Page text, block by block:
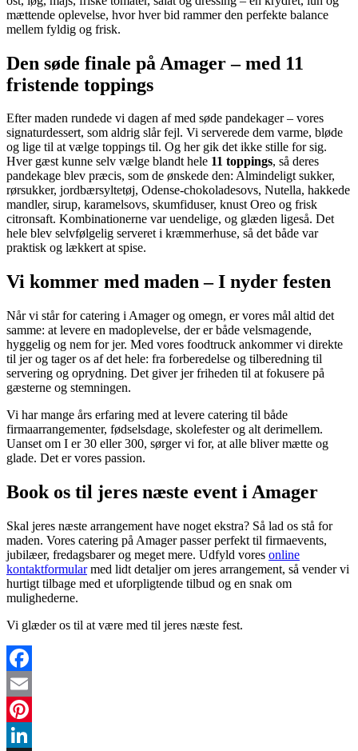
mættende oplevelse, hvor hver bid rammer den perfekte balance
mellem fyldig og frisk.
Den søde finale på Amager – med 11
fristende toppings
Efter maden rundede vi dagen af med søde pandekager – vores
signaturdessert, som aldrig slår fejl. Vi serverede dem varme, bløde
og lige til at vælge toppings til. Og her gik det ikke stille for sig.
Hver gæst kunne selv vælge blandt hele 11 toppings, så deres
pandekage blev præcis, som de ønskede den: Almindeligt sukker,
rørsukker, jordbærsyltetøj, Odense-chokoladesovs, Nutella, hakkede
mandler, sirup, karamelsovs, skumfiduser, knust Oreo og frisk
citronsaft. Kombinationerne var uendelige, og glæden ligeså. Det
hele blev selvfølgelig serveret i kræmmerhuse, så det både var
praktisk og lækkert at spise.
Vi kommer med maden – I nyder festen
Når vi står for catering i Amager og omegn, er vores mål altid det
samme: at levere en madoplevelse, der er både velsmagende,
hyggelig og nem for jer. Med vores foodtruck ankommer vi direkte
til jer og tager os af det hele: fra forberedelse og tilberedning til
servering og oprydning. Det giver jer friheden til at fokusere på
gæsterne og stemningen.
Vi har mange års erfaring med at levere catering til både
firmaarrangementer, fødselsdage, skolefester og alt derimellem.
Uanset om I er 30 eller 300, sørger vi for, at alle bliver mætte og
glade. Det er vores passion.
Book os til jeres næste event i Amager
Skal jeres næste arrangement have noget ekstra? Så lad os stå for
maden. Vores catering på Amager passer perfekt til firmaevents,
jubilæer, fredagsbarer og meget mere. Udfyld vores online
kontaktformularmed lidt detaljer om jeres arrangement, så vender vi
hurtigt tilbage med et uforpligtende tilbud og en snak om
mulighederne.
Vi glæder os til at være med til jeres næste fest.
Facebook
Email
Pinterest